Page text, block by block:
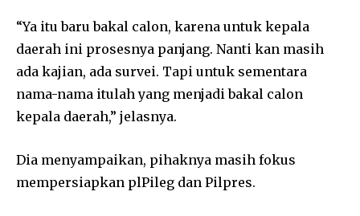
“Ya itu baru bakal calon, karena untuk kepala
daerah ini prosesnya panjang. Nanti kan masih
ada kajian, ada survei. Tapi untuk sementara
nama-nama itulah yang menjadi bakal calon
kepala daerah,” jelasnya.
Dia menyampaikan, pihaknya masih fokus
mempersiapkan plPileg dan Pilpres.